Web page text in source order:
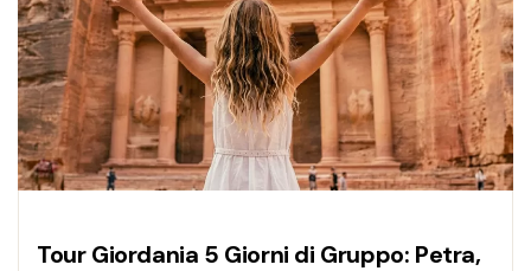
Tour Giordania 5 Giorni di Gruppo: Petra,